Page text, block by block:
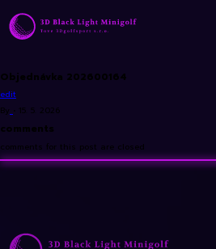
Objednávka 202600164
edit
By • 15. 5. 2026
comments
comments for this post are closed